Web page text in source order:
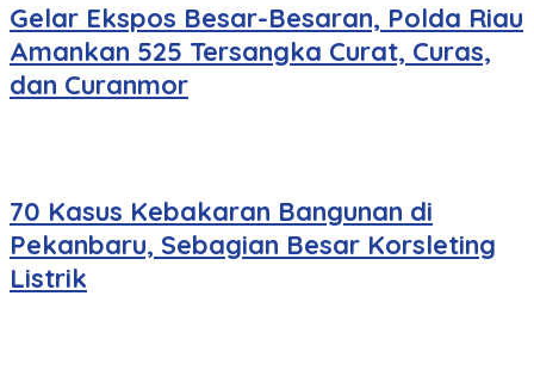
Gelar Ekspos Besar-Besaran, Polda Riau
Amankan 525 Tersangka Curat, Curas,
dan Curanmor
70 Kasus Kebakaran Bangunan di
Pekanbaru, Sebagian Besar Korsleting
Listrik